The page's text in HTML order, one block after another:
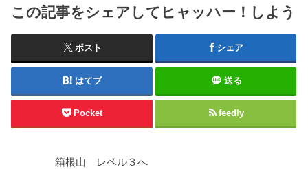
この記事をシェアしてヒャッハー！しよう
ポスト シェア
はてブ 送る
Pocket feedly
箱根山 レベル３へ